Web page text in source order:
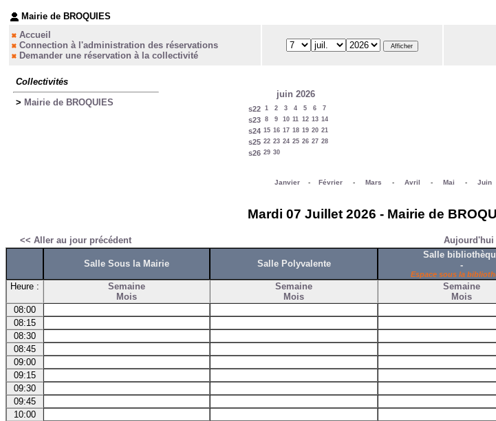
Mairie de BROQUIES
Accueil
Connection à l'administration des réservations
Demander une réservation à la collectivité
Collectivités
> Mairie de BROQUIES
juin 2026
s22 1 2 3 4 5 6 7
s23 8 9 10 11 12 13 14
s24 15 16 17 18 19 20 21
s25 22 23 24 25 26 27 28
s26 29 30
Janvier - Février - Mars - Avril - Mai - Juin
Mardi 07 Juillet 2026 - Mairie de
<< Aller au jour précédent Aujourd'hui
Salle Sous la Mairie Salle Polyvalente
Salle
-
Espace sous la
Heure :
Semaine
Mois
Semaine
Mois
Semaine
Mois
08:00
08:15
08:30
08:45
09:00
09:15
09:30
09:45
10:00